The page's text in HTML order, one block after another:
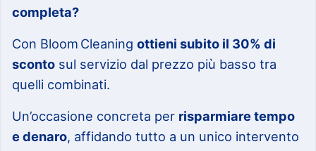
completa?
Con Bloom Cleaningottieni subito il 30% di
sconto sul servizio dal prezzo più basso tra
quelli combinati.
Un’occasione concreta per risparmiare tempo
e denaro, affidando tutto a un unico intervento